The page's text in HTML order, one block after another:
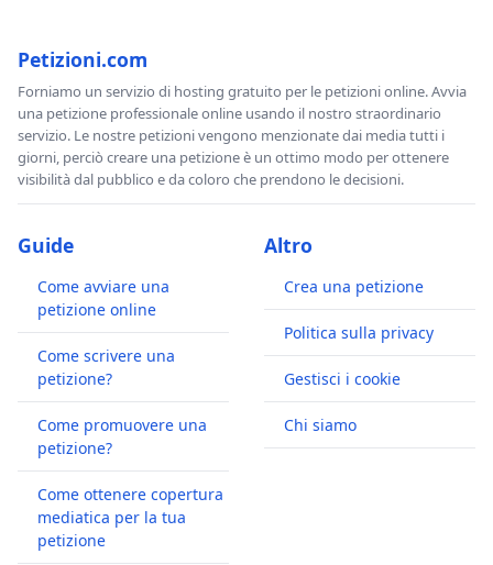
Petizioni.com
Forniamo un servizio di hosting gratuito per le petizioni online. Avvia
una petizione professionale online usando il nostro straordinario
servizio. Le nostre petizioni vengono menzionate dai media tutti i
giorni, perciò creare una petizione è un ottimo modo per ottenere
visibilità dal pubblico e da coloro che prendono le decisioni.
Guide
Come avviare una
petizione online
Come scrivere una
petizione?
Come promuovere una
petizione?
Come ottenere copertura
mediatica per la tua
petizione
Altro
Crea una petizione
Politica sulla privacy
Gestisci i cookie
Chi siamo